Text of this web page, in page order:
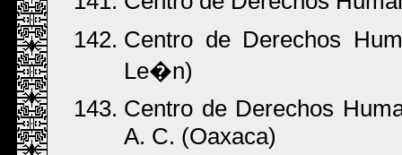
Centro de Derechos
Le�n)
Centro de Derechos
A. C. (Oaxaca)